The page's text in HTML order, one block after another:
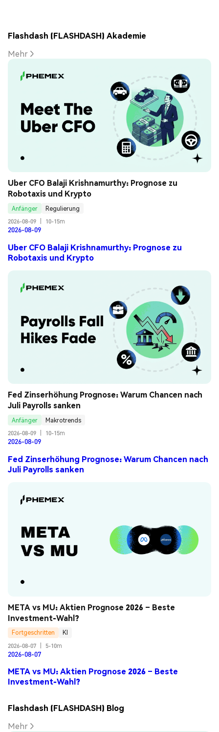
Flashdash (FLASHDASH) Akademie
Mehr
Uber CFO Balaji Krishnamurthy: Prognose zu
Robotaxis und Krypto
Anfänger
Regulierung
2026-08-09
10-15m
2026-08-09
Uber CFO Balaji Krishnamurthy: Prognose zu
Robotaxis und Krypto
Fed Zinserhöhung Prognose: Warum Chancen nach
Juli Payrolls sanken
Anfänger
Makrotrends
2026-08-09
10-15m
2026-08-09
Fed Zinserhöhung Prognose: Warum Chancen nach
Juli Payrolls sanken
META vs MU: Aktien Prognose 2026 – Beste
Investment-Wahl?
Fortgeschritten
KI
2026-08-07
5-10m
2026-08-07
META vs MU: Aktien Prognose 2026 – Beste
Investment-Wahl?
Flashdash (FLASHDASH) Blog
Mehr